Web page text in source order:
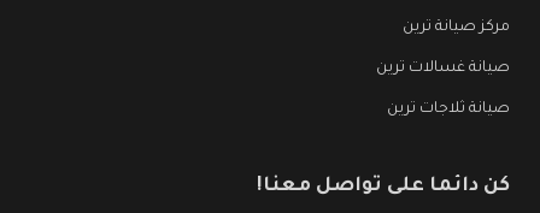
مركز صيانة ترين
صيانة غسالات ترين
صيانة ثلاجات ترين
كن دائما على تواصل معنا!